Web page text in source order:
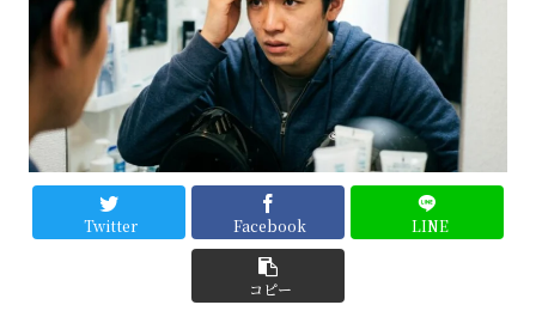
Twitter Facebook LINE
コピー